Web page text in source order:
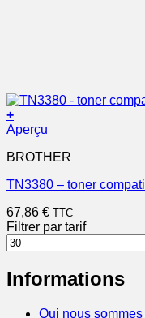
+
Aperçu
BROTHER
TN3380 – toner
67,86 € TTC
Filtrer par tarif
Prix
min
Informations
Qui nous sommes